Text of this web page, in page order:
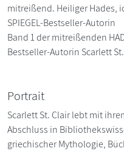
mitreißend. Heiliger Hades,
SPIEGEL-Bestseller-Autorin
Band 1 der mitreißenden
Bestseller-Autorin Scarlett
Portrait
Scarlett St. Clair lebt mit
Abschluss in
griechischer Mythologie,